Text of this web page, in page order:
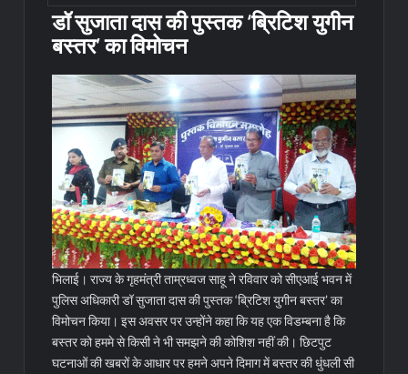
डॉ सुजाता दास की पुस्तक ‘ब्रिटिश युगीन
बस्तर’ का विमोचन
भिलाई। राज्य के गृहमंत्री ताम्रध्वज साहू ने रविवार को सीएआई भवन में
पुलिस अधिकारी डॉ सुजाता दास की पुस्तक ‘ब्रिटिश युगीन बस्तर’ का
विमोचन किया। इस अवसर पर उन्होंने कहा कि यह एक विडम्बना है कि
बस्तर को हममे से किसी ने भी समझने की कोशिश नहीं की। छिटपुट
घटनाओं की खबरों के आधार पर हमने अपने दिमाग में बस्तर की धुंधली सी